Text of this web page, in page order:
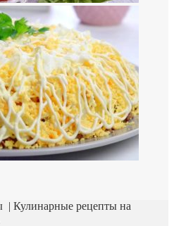
Кулинарные рецепты на